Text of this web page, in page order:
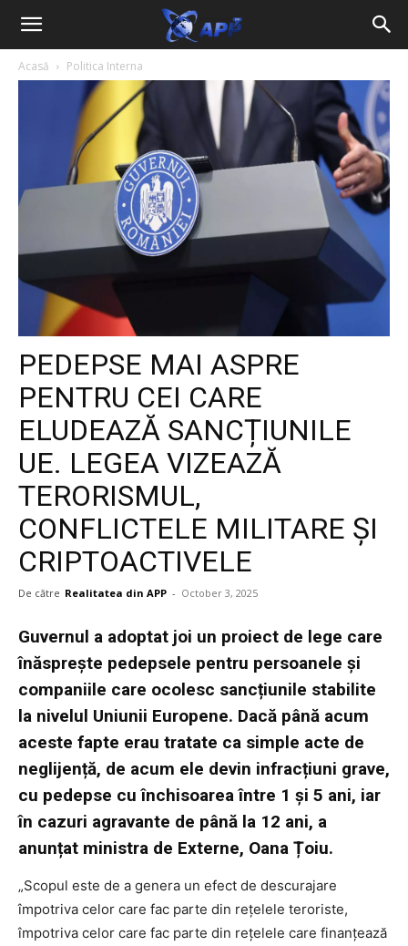
Acasă Politica Interna
PEDEPSE MAI ASPRE
PENTRU CEI CARE
ELUDEAZĂ SANCȚIUNILE
UE. LEGEA VIZEAZĂ
TERORISMUL,
CONFLICTELE MILITARE ȘI
CRIPTOACTIVELE
De către Realitatea din APP - October 3, 2025
Guvernul a adoptat joi un proiect de lege care
înăsprește pedepsele pentru persoanele și
companiile care ocolesc sancțiunile stabilite
la nivelul Uniunii Europene. Dacă până acum
aceste fapte erau tratate ca simple acte de
neglijență, de acum ele devin infracțiuni grave,
cu pedepse cu închisoarea între 1 și 5 ani, iar
în cazuri agravante de până la 12 ani, a
anunțat ministra de Externe, Oana Țoiu.
„Scopul este de a genera un efect de descurajare
împotriva celor care fac parte din rețelele teroriste,
împotriva celor care fac parte din rețelele care finanțează